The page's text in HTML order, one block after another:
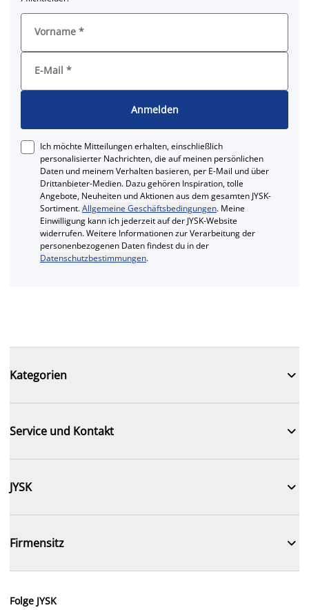
Vorname *
E-Mail *
Anmelden
Ich möchte Mitteilungen erhalten, einschließlich
personalisierter Nachrichten, die auf meinen persönlichen
Daten und meinem Verhalten basieren, per E-Mail und über
Drittanbieter-Medien. Dazu gehören Inspiration, tolle
Angebote, Neuheiten und Aktionen aus dem gesamten JYSK-
Sortiment.Allgemeine Geschäftsbedingungen. Meine
Einwilligung kann ich jederzeit auf der JYSK-Website
widerrufen. Weitere Informationen zur Verarbeitung der
personenbezogenen Daten findest du in der
Datenschutzbestimmungen.
Kategorien 
Service und Kontakt 
JYSK 
Firmensitz 
Folge JYSK